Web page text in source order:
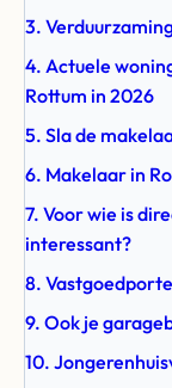
3.
4. Actuele
Rottum in 2026
5. Sla de
6. Makelaar in
7. Voor wie is
interessant?
8.
9. Ook je
10.